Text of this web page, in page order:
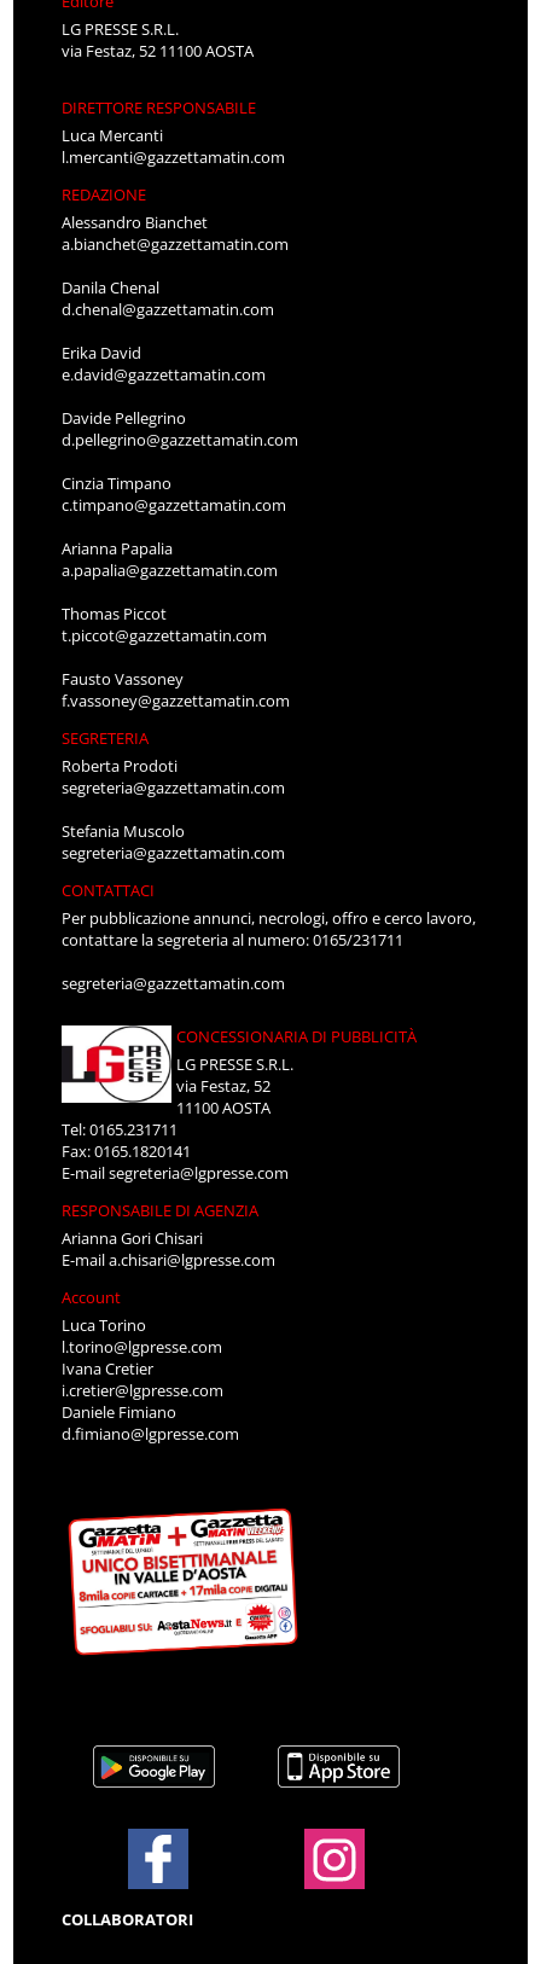
LG PRESSE S.R.L.
via Festaz, 52 11100 AOSTA
DIRETTORE RESPONSABILE
Luca Mercanti
l.mercanti@gazzettamatin.com
REDAZIONE
Alessandro Bianchet
a.bianchet@gazzettamatin.com
Danila Chenal
d.chenal@gazzettamatin.com
Erika David
e.david@gazzettamatin.com
Davide Pellegrino
d.pellegrino@gazzettamatin.com
Cinzia Timpano
c.timpano@gazzettamatin.com
Arianna Papalia
a.papalia@gazzettamatin.com
Thomas Piccot
t.piccot@gazzettamatin.com
Fausto Vassoney
f.vassoney@gazzettamatin.com
SEGRETERIA
Roberta Prodoti
segreteria@gazzettamatin.com
Stefania Muscolo
segreteria@gazzettamatin.com
CONTATTACI
Per pubblicazione annunci, necrologi, offro e cerco lavoro,
contattare la segreteria al numero: 0165/231711
segreteria@gazzettamatin.com
CONCESSIONARIA DI PUBBLICITÀ
LG PRESSE S.R.L.
via Festaz, 52
11100 AOSTA
Tel: 0165.231711
Fax: 0165.1820141
E-mailsegreteria@lgpresse.com
RESPONSABILE DI AGENZIA
Arianna Gori Chisari
E-maila.chisari@lgpresse.com
Account
Luca Torino
l.torino@lgpresse.com
Ivana Cretier
i.cretier@lgpresse.com
Daniele Fimiano
d.fimiano@lgpresse.com
COLLABORATORI